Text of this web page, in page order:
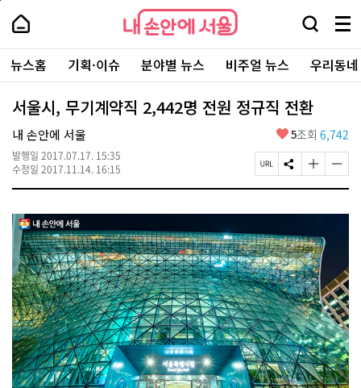
본
로
가
내
손
안
에
서
울
-
서
울
시
대
표
소
포
털
내
손
에
울
검
창
열
기
메
뉴
전
체
보
주
요
서
뉴스홈 기획·이슈 분야별 뉴스 비주얼 뉴스 우리동
서울시, 무기계약직 2,442명 전원 정규직 전환
내 손안에 서울
발행일 2017.07.17. 15:35
수정일 2017.11.14. 16:15
좋
요
5조회 6,742
페
이
U
L
복
사
S
N
공
하
기
글
자
기
게
변
경
하
기
글
자
기
경
하
기
페
상
단
로